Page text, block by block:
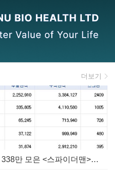
더보기
[8월 1주 국내 박스] 5일 만에 338만 모은 <스파이더맨> 극장가 235% 대반등, <호프>는 400만 돌파